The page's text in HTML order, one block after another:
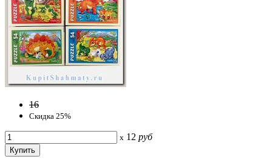
16
Скидка 25%
x 12 руб